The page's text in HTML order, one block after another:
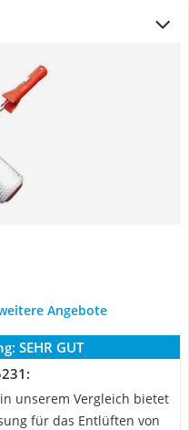
Angebote
SEHR GUT
unserem Vergleich bietet
für das Entlüften von